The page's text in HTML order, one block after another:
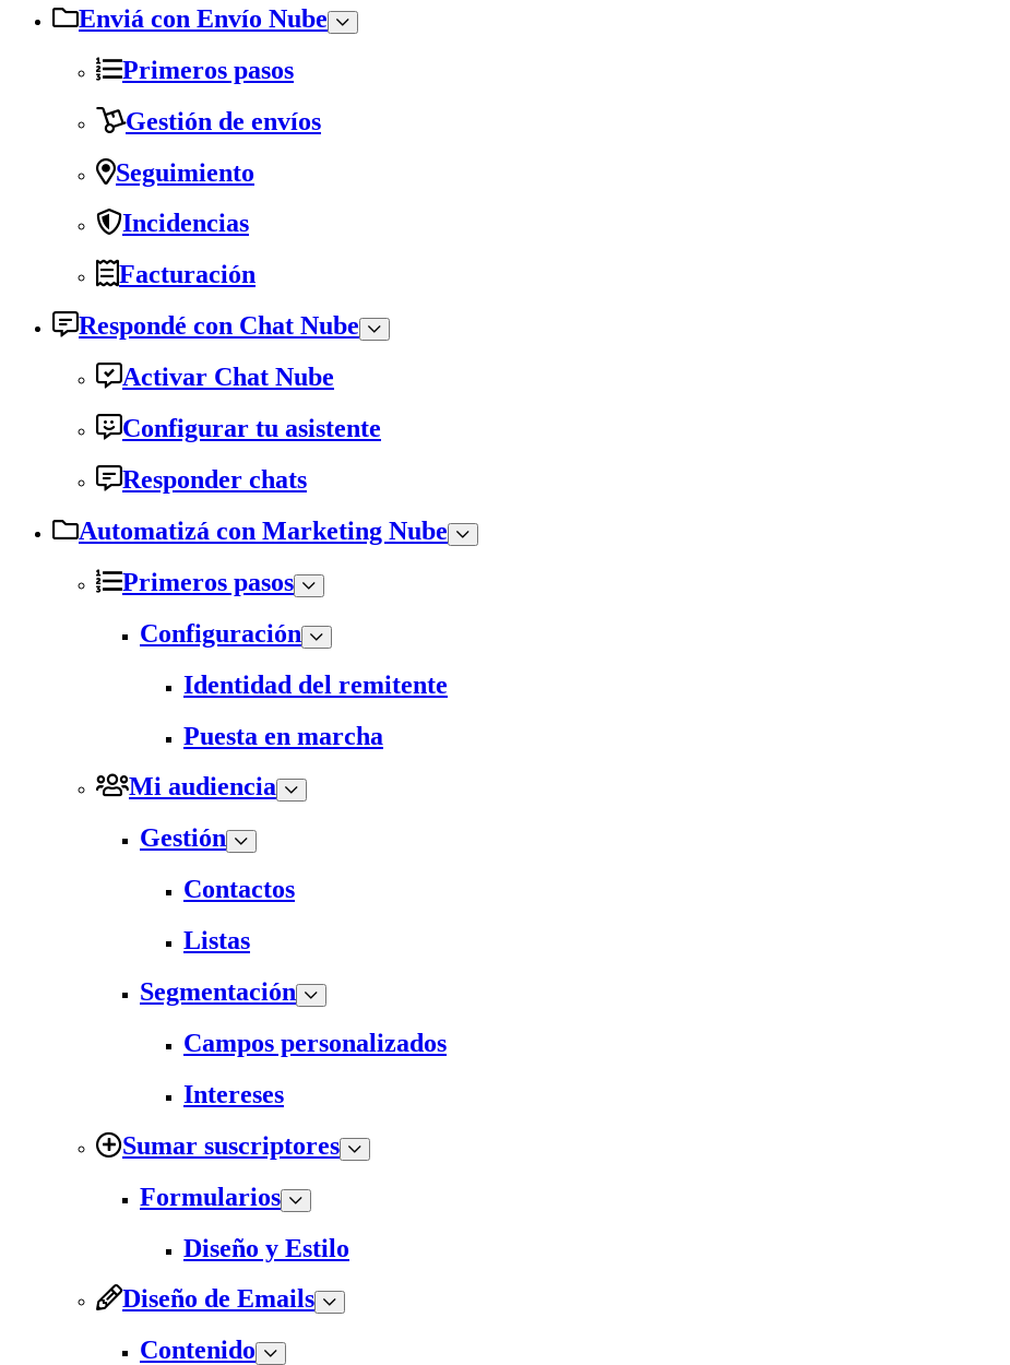
Enviá con Envío Nube
Primeros pasos
Gestión de envíos
Seguimiento
Incidencias
Facturación
Respondé con Chat Nube
Activar Chat Nube
Configurar tu asistente
Responder chats
Automatizá con Marketing Nube
Primeros pasos
Configuración
Identidad del remitente
Puesta en marcha
Mi audiencia
Gestión
Contactos
Listas
Segmentación
Campos personalizados
Intereses
Sumar suscriptores
Formularios
Diseño y Estilo
Diseño de Emails
Contenido